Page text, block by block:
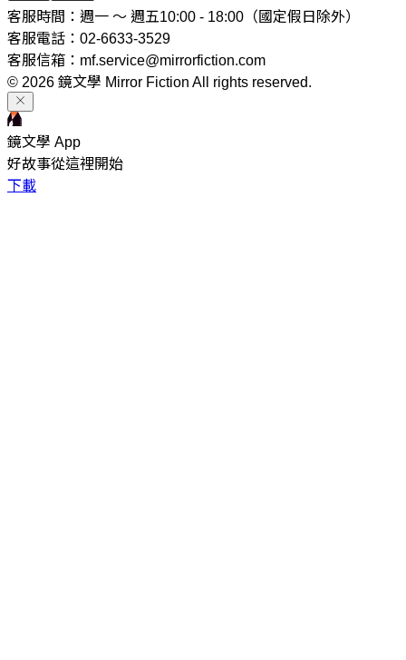
客服時間：週一 ～ 週五10:00 - 18:00（國定假日除外）
客服電話：02-6633-3529
客服信箱：mf.service@mirrorfiction.com
© 2026 鏡文學 Mirror Fiction All rights reserved.
鏡文學 App
好故事從這裡開始
下載